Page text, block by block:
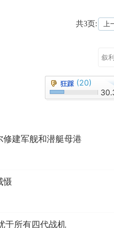
共3页: 上
叙
狂踩 (20)
建军舰和潜艇母港
慑
于所有四代战机